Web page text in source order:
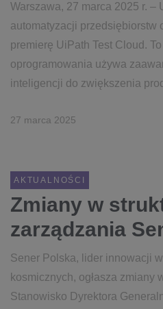
Warszawa, 27 marca 2025 r. –
automatyzacji przedsiębiorstw
premierę UiPath Test Cloud.
oprogramowania używa
inteligencji do zwiększenia
27 marca 2025
AKTUALNOŚCI
Zmiany w
zarządzania
Sener Polska, lider innowacji
kosmicznych, ogłasza zmiany
Stanowisko Dyrektora